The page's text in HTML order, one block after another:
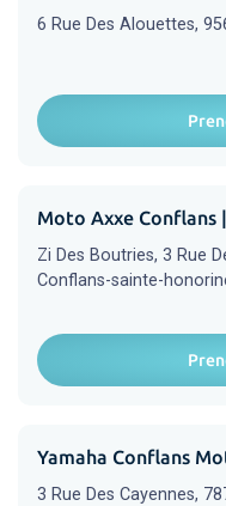
6 Rue Des Alouettes,
Moto Axxe Conflans
Zi Des Boutries, 3 Rue
Conflans-sainte-
Yamaha Conflans
3 Rue Des Cayennes,